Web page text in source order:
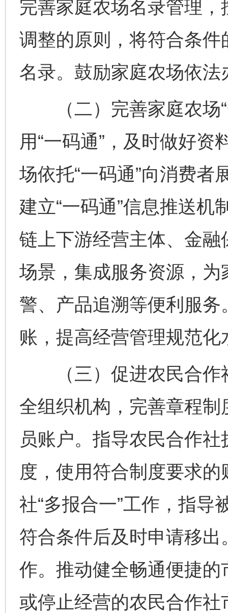
完善家庭农场名录管理
调整的原则，将符合条
名录。鼓励家庭农场依
（二）完善家庭农场“
用“一码通”，及时做好
场依托“一码通”向消费者
建立“一码通”信息推送
链上下游经营主体、金融
场景，集成服务资源，
警、产品追溯等便利服
账，提高经营管理规范化
（三）促进农民合作
全组织机构，完善章程
员账户。指导农民合作
度，使用符合制度要求
社“多报合一”工作，指导
符合条件后及时申请移
作。推动健全畅通便捷
或停止经营的农民合作